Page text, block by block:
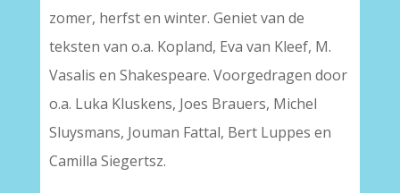
zomer, herfst en winter. Geniet van de
teksten van o.a. Kopland, Eva van Kleef, M.
Vasalis en Shakespeare. Voorgedragen door
o.a. Luka Kluskens, Joes Brauers, Michel
Sluysmans, Jouman Fattal, Bert Luppes en
Camilla Siegertsz.